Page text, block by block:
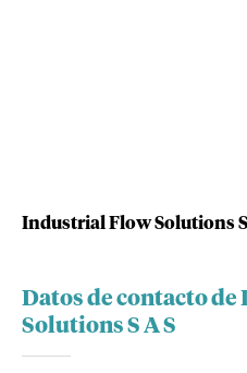
Industrial Flow Solutions S
Datos de contacto
Solutions S A S